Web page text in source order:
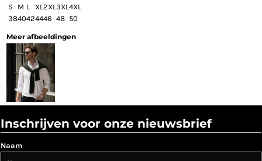
S
M L XL2XL3XL4XL
3840424446 48 50
Meer afbeeldingen
Inschrijven voor onze nieuwsbrief
Naam